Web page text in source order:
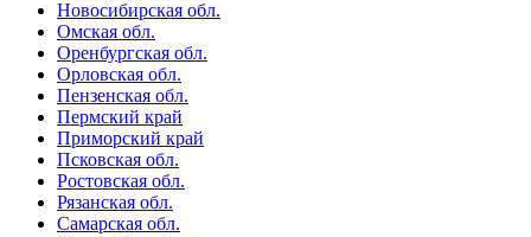
Новосибирская обл.
Омская обл.
Оренбургская обл.
Орловская обл.
Пензенская обл.
Пермский край
Приморский край
Псковская обл.
Ростовская обл.
Рязанская обл.
Самарская обл.